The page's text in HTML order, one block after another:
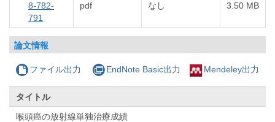
8-782-
791
pdf なし 3.50 MB
論文情報
ファイル出力 EndNote Basic出力 Mendeley出力
タイトル
喉頭癌の放射線単独治療成績